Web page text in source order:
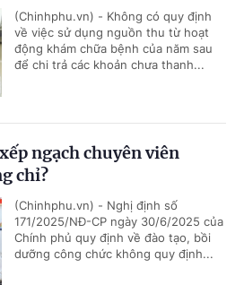
(Chinhphu.vn) - Không có quy định
về việc sử dụng nguồn thu từ hoạt
động khám chữa bệnh của năm sau
để chi trả các khoản chưa thanh...
ngạch chuyên viên
chỉ?
(Chinhphu.vn) - Nghị định số
171/2025/NĐ-CP ngày 30/6/2025 của
Chính phủ quy định về đào tạo, bồi
dưỡng công chức không quy định...